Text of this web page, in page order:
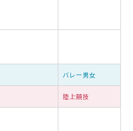
バレー男女
陸上競技